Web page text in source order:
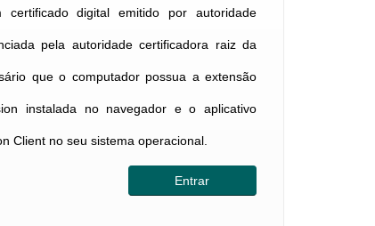
certificado digital emitido por autoridade
pela autoridade certificadora raiz da
que o computador possua a extensão
instalada no navegador e o aplicativo
Client no seu sistema operacional.